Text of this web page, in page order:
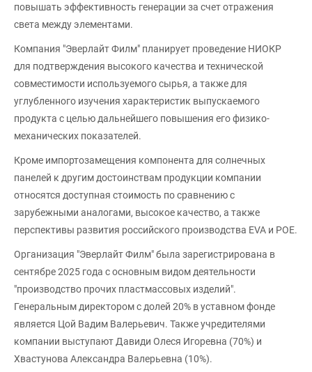
повышать эффективность генерации за счет отражения
света между элементами.
Компания "Эверлайт Филм" планирует проведение НИОКР
для подтверждения высокого качества и технической
совместимости используемого сырья, а также для
углубленного изучения характеристик выпускаемого
продукта с целью дальнейшего повышения его физико-
механических показателей.
Кроме импортозамещения компонента для солнечных
панелей к другим достоинствам продукции компании
относятся доступная стоимость по сравнению с
зарубежными аналогами, высокое качество, а также
перспективы развития российского производства EVA и POE.
Организация "Эверлайт Филм" была зарегистрирована в
сентябре 2025 года с основным видом деятельности
"производство прочих пластмассовых изделий".
Генеральным директором с долей 20% в уставном фонде
является Цой Вадим Валерьевич. Также учредителями
компании выступают Давиди Олеся Игоревна (70%) и
Хвастунова Александра Валерьевна (10%).